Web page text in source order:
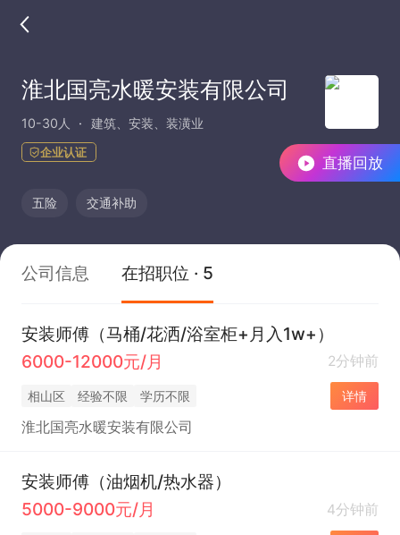
直播回放
淮北国亮水暖安装有限公司
10-30人 建筑、安装、装潢业
企业认证
五险 交通补助
公司信息 在招职位 · 5
安装师傅（马桶/花洒/浴室柜+月入1w+）
6000-12000元/月
2分钟前
相山区 经验不限 学历不限 详情
淮北国亮水暖安装有限公司
安装师傅（油烟机/热水器）
5000-9000元/月
4分钟前